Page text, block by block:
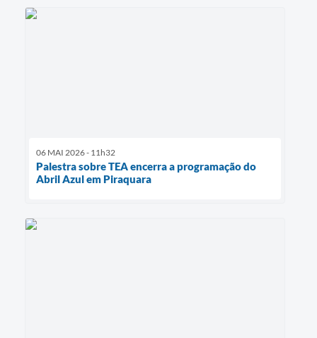
06 MAI 2026 - 11h32
Palestra sobre TEA encerra a programação do
Abril Azul em Piraquara